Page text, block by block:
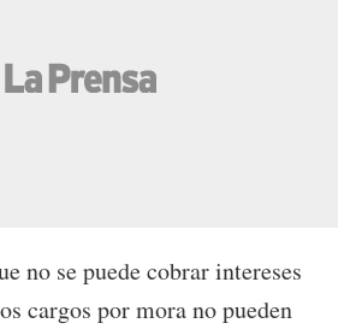
no se puede cobrar intereses
cargos por mora no pueden